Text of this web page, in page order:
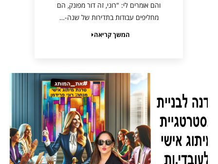
והם אומרים לי: "רוני, זה דור מפונק, הם
מחליפים עבודות בתדירות של שנה-…
המשך קריאה